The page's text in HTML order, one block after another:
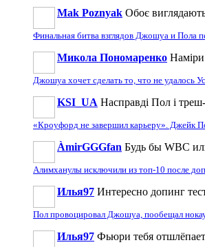
Mak Poznyak Обоє
Финальная битва взглядов Джошуа и Пола
Микола Пономаренко Наміри
Джошуа хочет сделать то, что не удалось
KSI_UA Насправді Пол і
«Кроуфорд не завершил карьеру». Джейк
ÀmirGGGfan Будь бы WBC
Алимханулы исключили из топ-10 после
Илья97 Интересно допинг
Пол провоцировал Джошуа, пообещал
Илья97 Фьюри тебя